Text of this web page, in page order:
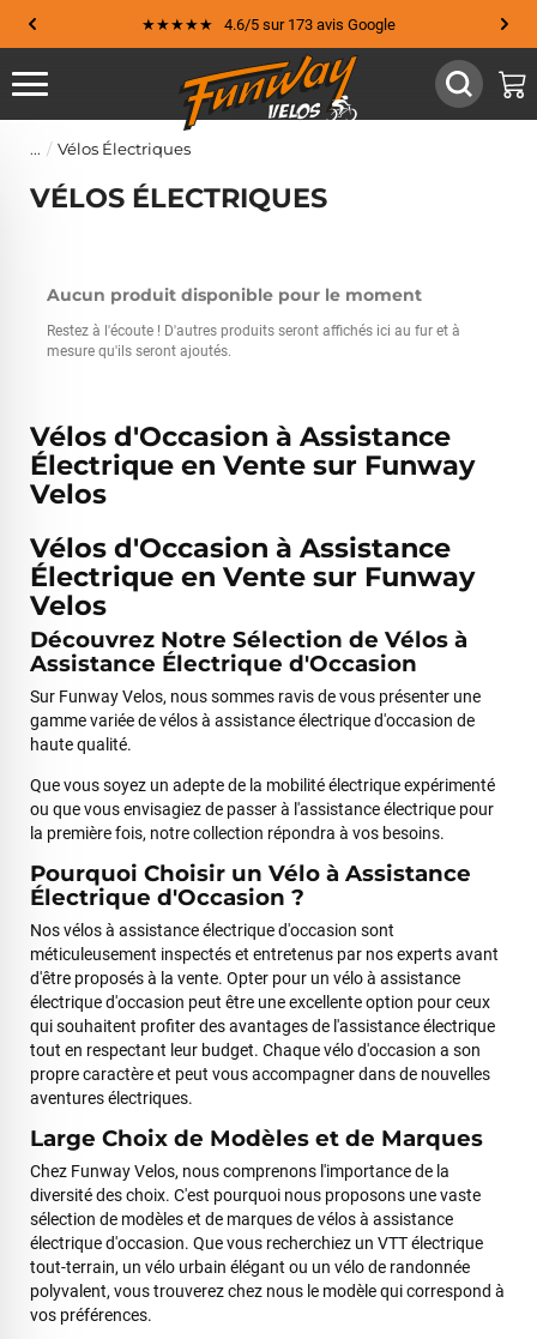
★★★★★ 4.6/5 sur 173 avis Google
Vélos Électriques
VÉLOS ÉLECTRIQUES
Vélos d'Occasion à Assistance
Électrique en Vente sur Funway
Velos
Aucun produit disponible pour le moment
Restez à l'écoute ! D'autres produits seront affichés ici au fur et à
mesure qu'ils seront ajoutés.
Vélos d'Occasion à Assistance
Électrique en Vente sur Funway
Velos
Découvrez Notre Sélection de Vélos à
Assistance Électrique d'Occasion
Sur Funway Velos, nous sommes ravis de vous présenter une
gamme variée de vélos à assistance électrique d'occasion de
haute qualité.
Que vous soyez un adepte de la mobilité électrique expérimenté
ou que vous envisagiez de passer à l'assistance électrique pour
la première fois, notre collection répondra à vos besoins.
Pourquoi Choisir un Vélo à Assistance
Électrique d'Occasion ?
Nos vélos à assistance électrique d'occasion sont
méticuleusement inspectés et entretenus par nos experts avant
d'être proposés à la vente. Opter pour un vélo à assistance
électrique d'occasion peut être une excellente option pour ceux
qui souhaitent profiter des avantages de l'assistance électrique
tout en respectant leur budget. Chaque vélo d'occasion a son
propre caractère et peut vous accompagner dans de nouvelles
aventures électriques.
Large Choix de Modèles et de Marques
Chez Funway Velos, nous comprenons l'importance de la
diversité des choix. C'est pourquoi nous proposons une vaste
sélection de modèles et de marques de vélos à assistance
électrique d'occasion. Que vous recherchiez un VTT électrique
tout-terrain, un vélo urbain élégant ou un vélo de randonnée
polyvalent, vous trouverez chez nous le modèle qui correspond à
vos préférences.
Jean-Marc TAMAYO
il y a un mois
J'ai acheté un Mondraker Chaser chez Funway Vélo à La
Garde en octobre 2024 et, dès le départ, j'ai été très satisfait
de mon achat. J'avais d'ailleurs recommandé cette enseigne
à plusieurs amis, dont cinq ont finalement acheté le même
modèle. J'ai ensuite rencontré une série de problèmes
techniques sur mon VTT, qui ont nécessité plusieurs